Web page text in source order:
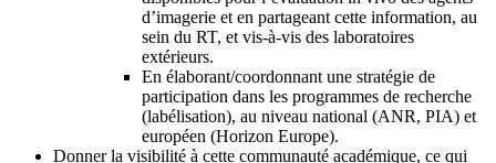
d’imagerie et en partageant cette information, au
sein du RT, et vis-à-vis des laboratoires
extérieurs.
En élaborant/coordonnant une stratégie de
participation dans les programmes de recherche
(labélisation), au niveau national (ANR, PIA) et
européen (Horizon Europe).
Donner la visibilité à cette communauté académique, ce qui